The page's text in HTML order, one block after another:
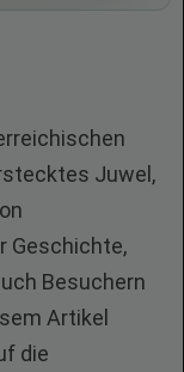
Juwel,
Geschichte,
Besuchern
Artikel
die